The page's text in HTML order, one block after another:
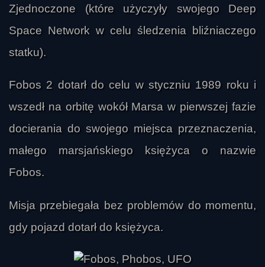
Zjednoczone (które użyczyły swojego Deep
Space Network w celu śledzenia bliźniaczego
statku).
Fobos 2 dotarł do celu w styczniu 1989 roku i
wszedł na orbitę wokół Marsa w pierwszej fazie
docierania do swojego miejsca przeznaczenia,
małego marsjańskiego księżyca o nazwie
Fobos.
Misja przebiegała bez problemów do momentu,
gdy pojazd dotarł do księżyca.